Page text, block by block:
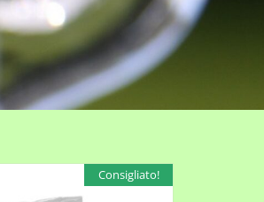
Consigliato!